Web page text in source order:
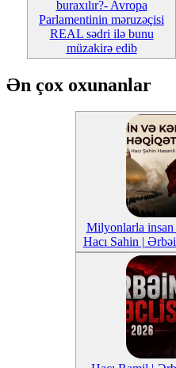
buraxılır?- Avropa
Parlamentinin məruzəçisi
REAL sədri ilə bunu
müzakirə edib
Ən çox oxunanlar
Milyonlarla insan
Hacı Sahin |